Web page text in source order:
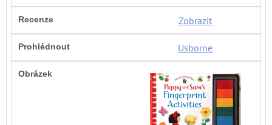
Zobrazit
Usborne